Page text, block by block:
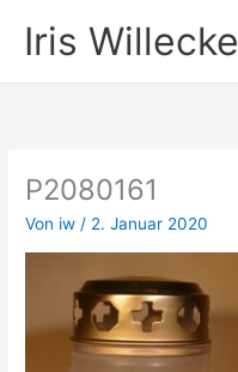
InhaltIris Willecke
P2080161
Von iw / 2. Januar 2020